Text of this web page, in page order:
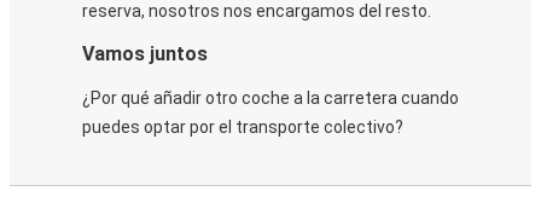
reserva, nosotros nos encargamos del resto.
Vamos juntos
¿Por qué añadir otro coche a la carretera cuando
puedes optar por el transporte colectivo?